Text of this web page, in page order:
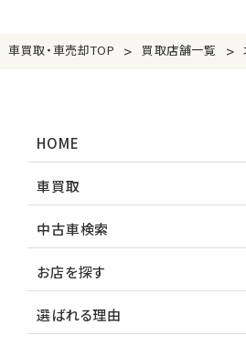
車買取・車売却TOP > 買取店舗一覧 >
HOME
車買取
中古車検索
お店を探す
選ばれる理由